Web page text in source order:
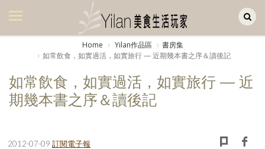
美食集
美飲集
廚房集
旅遊集
Home Yilan作品區
書房集
如常飲食，如實過活，如實旅行 — 近期幾本書之序＆讀後記
如常飲食，如實過活，如實旅行 — 近
期幾本書之序＆讀後記
2012-07-09 訂閱電子報